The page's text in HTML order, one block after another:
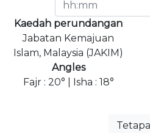
Kaedah perundangan
Jabatan Kemajuan
Islam, Malaysia (JAKIM)
Angles
Fajr : 20° | Isha : 18°